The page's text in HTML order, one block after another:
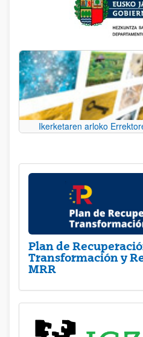
Ikerketaren arloko
Plan de
Transformación y
MRR